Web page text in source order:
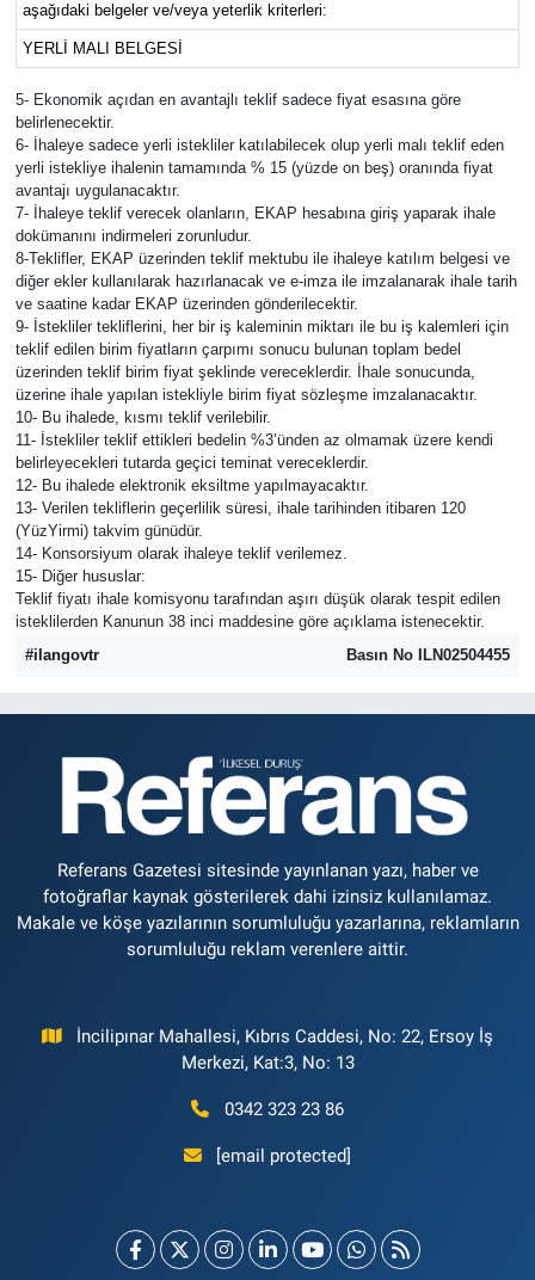
aşağıdaki belgeler ve/veya yeterlik kriterleri:
YERLİ MALI BELGESİ
5- Ekonomik açıdan en avantajlı teklif sadece fiyat esasına göre
belirlenecektir.
6- İhaleye sadece yerli istekliler katılabilecek olup yerli malı teklif eden
yerli istekliye ihalenin tamamında % 15 (yüzde on beş) oranında fiyat
avantajı uygulanacaktır.
7- İhaleye teklif verecek olanların, EKAP hesabına giriş yaparak ihale
dokümanını indirmeleri zorunludur.
8-Teklifler, EKAP üzerinden teklif mektubu ile ihaleye katılım belgesi ve
diğer ekler kullanılarak hazırlanacak ve e-imza ile imzalanarak ihale tarih
ve saatine kadar EKAP üzerinden gönderilecektir.
9- İstekliler tekliflerini, her bir iş kaleminin miktarı ile bu iş kalemleri için
teklif edilen birim fiyatların çarpımı sonucu bulunan toplam bedel
üzerinden teklif birim fiyat şeklinde vereceklerdir. İhale sonucunda,
üzerine ihale yapılan istekliyle birim fiyat sözleşme imzalanacaktır.
10- Bu ihalede, kısmı teklif verilebilir.
11- İstekliler teklif ettikleri bedelin %3’ünden az olmamak üzere kendi
belirleyecekleri tutarda geçici teminat vereceklerdir.
12- Bu ihalede elektronik eksiltme yapılmayacaktır.
13- Verilen tekliflerin geçerlilik süresi, ihale tarihinden itibaren 120
(YüzYirmi) takvim günüdür.
14- Konsorsiyum olarak ihaleye teklif verilemez.
15- Diğer hususlar:
Teklif fiyatı ihale komisyonu tarafından aşırı düşük olarak tespit edilen
isteklilerden Kanunun 38 inci maddesine göre açıklama istenecektir.
#ilangovtr
Basın No ILN02504455
Referans Gazetesi sitesinde yayınlanan yazı, haber ve
fotoğraflar kaynak gösterilerek dahi izinsiz kullanılamaz.
Makale ve köşe yazılarının sorumluluğu yazarlarına, reklamların
sorumluluğu reklam verenlere aittir.
İncilipınar Mahallesi, Kıbrıs Caddesi, No: 22, Ersoy İş
Merkezi, Kat:3, No: 13
0342 323 23 86
[email protected]